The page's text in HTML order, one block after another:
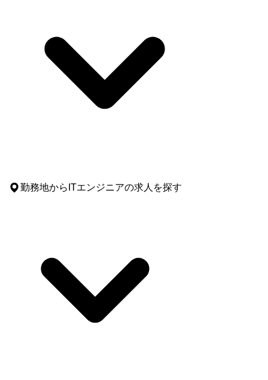
勤務地からITエンジニアの求人を探す